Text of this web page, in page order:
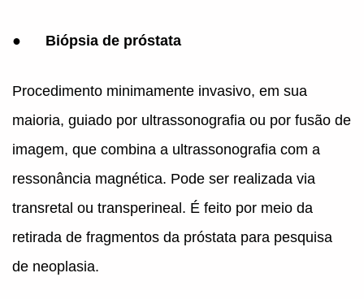
● Biópsia de próstata
Procedimento minimamente invasivo, em sua
maioria, guiado por ultrassonografia ou por fusão de
imagem, que combina a ultrassonografia com a
ressonância magnética. Pode ser realizada via
transretal ou transperineal. É feito por meio da
retirada de fragmentos da próstata para pesquisa
de neoplasia.